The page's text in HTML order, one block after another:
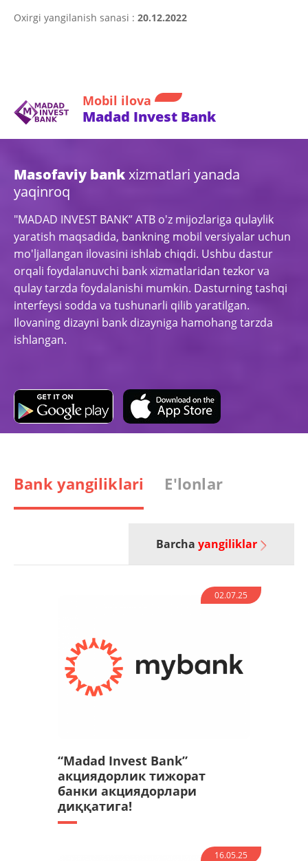
Oxirgi yangilanish sanasi : 20.12.2022
Mobil ilova
Madad Invest Bank
Masofaviy bankxizmatlari yanada
yaqinroq
"MADAD INVEST BANK” ATB o'z mijozlariga qulaylik
yaratish maqsadida, bankning mobil versiyalar uchun
mo'ljallangan ilovasini ishlab chiqdi. Ushbu dastur
orqali foydalanuvchi bank xizmatlaridan tezkor va
qulay tarzda foydalanishi mumkin. Dasturning tashqi
interfeysi sodda va tushunarli qilib yaratilgan.
Ilovaning dizayni bank dizayniga hamohang tarzda
ishlangan.
Bank yangiliklari E'lonlar
Barcha yangiliklar
02.07.25
“Madad Invest Bank”
акциядорлик тижорат
банки акциядорлари
диққатига!
16.05.25